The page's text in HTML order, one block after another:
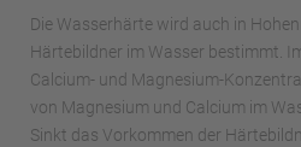
Die Wasserhärte wird auch in
Härtebildner im Wasser bestimmt.
Calcium- und Magnesium-
von Magnesium und Calcium im
Sinkt das Vorkommen der